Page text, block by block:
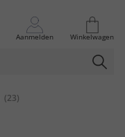
Aanmelden Winkelwagen
(23)